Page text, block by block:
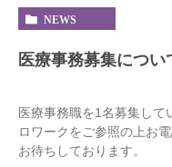
NEWS
医療事務募集につい
医療事務職を1名募集して
ロワークをご参照の上お
お待ちしております。